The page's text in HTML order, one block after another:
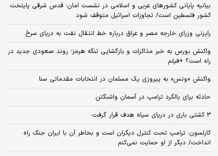
بیانیه پایانی کشورهای عربی و اسلامی در نشست امان؛ قدس شرقی پایتخت
کشور فلسطین است/ تجاوزات اسرائیل متوقف شود
رایزنی وزرای خارجه مصر و عراق درباره خط انتقال نفت به دریای سرخ
واکنش بورس به خبر مذاکرات و بازگشایی تنگه هرمز؛ روند صعودی جدید در
راه است؟ +فیلم
واکنش «ونس» به پیروزی یک مسلمان در انتخابات مقدماتی سنا
حادثه برای بالگرد ترامپ در آسمان واشنگتن
3 کشتی باری در دریای سیاه هدف قرار گرفت
کارلسون: ترامپ تحت کنترل دیگران است و بخاطر آن با ایران جنگ راه
انداخت/ دیگر از او حمایت نمی‌کنم